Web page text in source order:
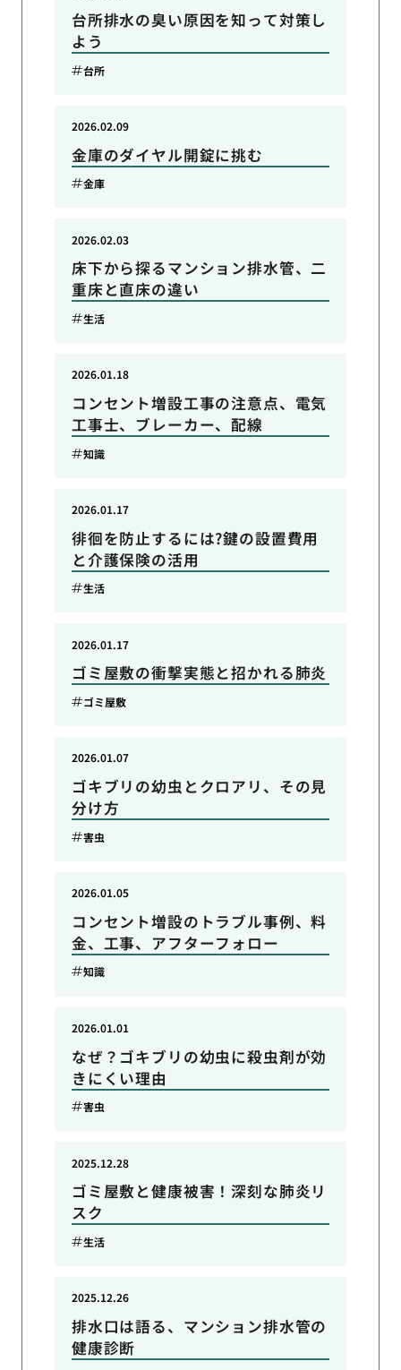
台所排水の臭い原因を知って対策し
よう
台所
金庫のダイヤル開錠に挑む
2026.02.09
金庫
床下から探るマンション排水管、二
重床と直床の違い
2026.02.03
生活
コンセント増設工事の注意点、電気
工事士、ブレーカー、配線
2026.01.18
知識
徘徊を防止するには?鍵の設置費用
と介護保険の活用
2026.01.17
生活
ゴミ屋敷の衝撃実態と招かれる肺炎
2026.01.17
ゴミ屋敷
ゴキブリの幼虫とクロアリ、その見
分け方
2026.01.07
害虫
コンセント増設のトラブル事例、料
金、工事、アフターフォロー
2026.01.05
知識
なぜ？ゴキブリの幼虫に殺虫剤が効
きにくい理由
2026.01.01
害虫
ゴミ屋敷と健康被害！深刻な肺炎リ
スク
2025.12.28
生活
排水口は語る、マンション排水管の
健康診断
2025.12.26